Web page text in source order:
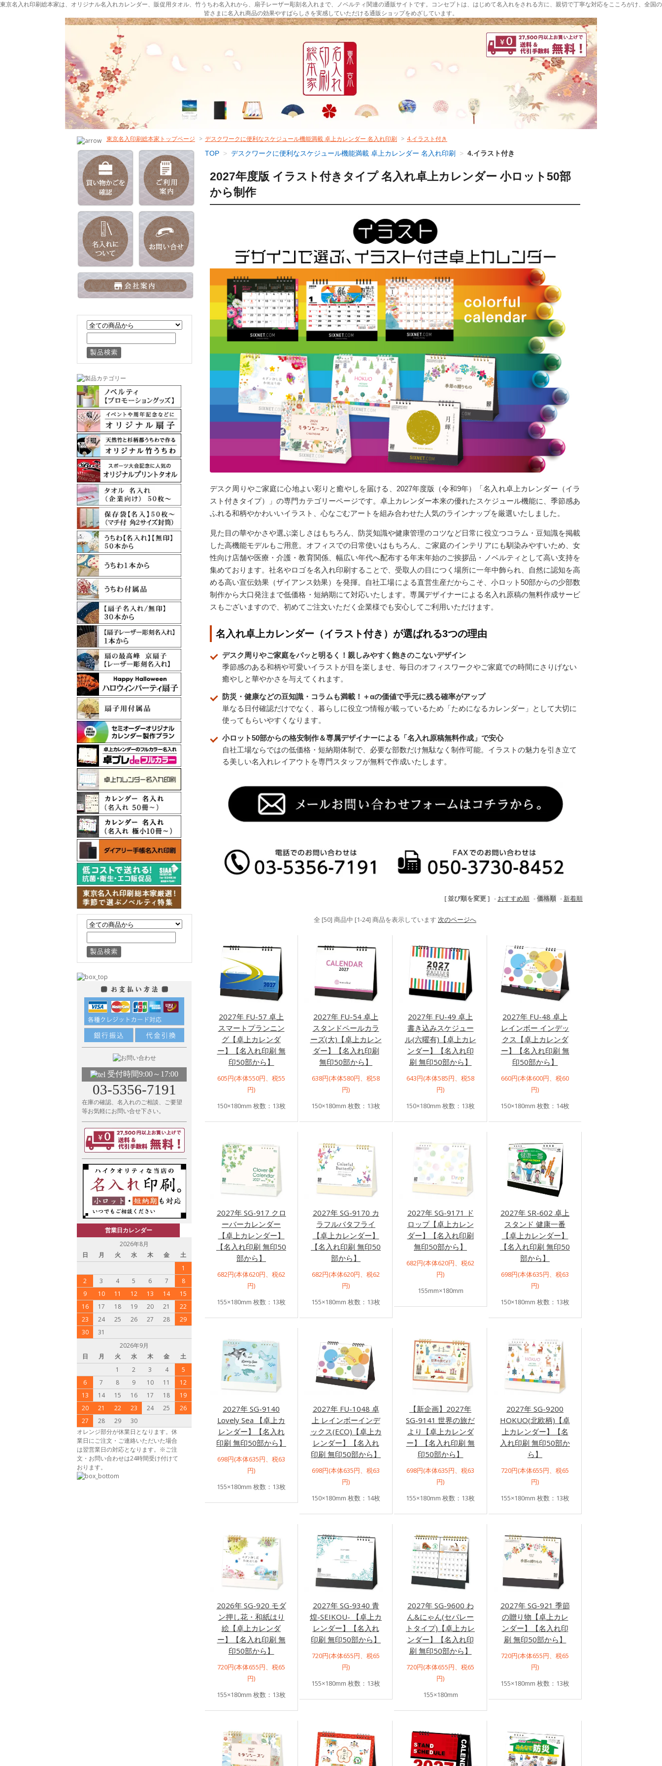
東京名入れ印刷総本家は、オリジナル名入れカレンダー、販促用タオル、竹うちわ名入れから、扇子レーザー彫刻名入れまで、ノベルティ関連の通販サイトです。コンセプトは、はじめて名入れをされる方に、親切で丁寧な対応をこころがけ、全国の
皆さまに名入れ商品の効果やすばらしさを実感していただける通販ショップをめざしています。
東京名入印刷総本家トップページ > デスクワークに便利なスケジュール機能満載 卓上カレンダー 名入れ印刷 > 4.イラスト付き
TOP > デスクワークに便利なスケジュール機能満載 卓上カレンダー 名入れ印刷 > 4.イラスト付き
2027年度版 イラスト付きタイプ 名入れ卓上カレンダー 小ロット50部
から制作
デスク周りやご家庭に心地よい彩りと癒やしを届ける、2027年度版（令和9年）「名入れ卓上カレンダー（イラ
スト付きタイプ）」の専門カテゴリーページです。卓上カレンダー本来の優れたスケジュール機能に、季節感あ
ふれる和柄やかわいいイラスト、心なごむアートを組み合わせた人気のラインナップを厳選いたしました。
見た目の華やかさや選ぶ楽しさはもちろん、防災知識や健康管理のコツなど日常に役立つコラム・豆知識を掲載
した高機能モデルもご用意。オフィスでの日常使いはもちろん、ご家庭のインテリアにも馴染みやすいため、女
性向け店舗や医療・介護・教育関係、幅広い年代へ配布する年末年始のご挨拶品・ノベルティとして高い支持を
集めております。社名やロゴを名入れ印刷することで、受取人の目につく場所に一年中飾られ、自然に認知を高
める高い宣伝効果（ザイアンス効果）を発揮。自社工場による直営生産だからこそ、小ロット50部からの少部数
制作から大口発注まで低価格・短納期にて対応いたします。専属デザイナーによる名入れ原稿の無料作成サービ
スもございますので、初めてご注文いただく企業様でも安心してご利用いただけます。
名入れ卓上カレンダー（イラスト付き）が選ばれる3つの理由
デスク周りやご家庭をパッと明るく！親しみやすく飽きのこないデザイン
季節感のある和柄や可愛いイラストが目を楽しませ、毎日のオフィスワークやご家庭での時間にさりげない
癒やしと華やかさを与えてくれます。
防災・健康などの豆知識・コラムも満載！＋αの価値で手元に残る確率がアップ
単なる日付確認だけでなく、暮らしに役立つ情報が載っているため「ためになるカレンダー」として大切に
使ってもらいやすくなります。
小ロット50部からの格安制作＆専属デザイナーによる「名入れ原稿無料作成」で安心
自社工場ならではの低価格・短納期体制で、必要な部数だけ無駄なく制作可能。イラストの魅力を引き立て
る美しい名入れレイアウトを専門スタッフが無料で作成いたします。
[ 並び順を変更 ] - おすすめ順 -価格順 - 新着順
全 [50] 商品中 [1-24] 商品を表示しています 次のページへ
2027年 FU-57 卓上
スマートプランニン
グ【卓上カレンダ
ー】【名入れ印刷 無
印50部から】
605円(本体550円、税55
円)
150×180mm 枚数：13枚
2027年 FU-54 卓上
スタンドペールカラ
ーズ(大)【卓上カレン
ダー】【名入れ印刷
無印50部から】
638円(本体580円、税58
円)
150×180mm 枚数：13枚
2027年 FU-49 卓上
書き込みスケジュー
ル(六曜有)【卓上カレ
ンダー】【名入れ印
刷 無印50部から】
643円(本体585円、税58
円)
150×180mm 枚数：13枚
2027年 FU-48 卓上
レインボー インデッ
クス【卓上カレンダ
ー】【名入れ印刷 無
印50部から】
660円(本体600円、税60
円)
150×180mm 枚数：14枚
2027年 SG-917 クロ
ーバーカレンダー
【卓上カレンダー】
【名入れ印刷 無印50
部から】
682円(本体620円、税62
円)
155×180mm 枚数：13枚
2027年 SG-9170 カ
ラフルバタフライ
【卓上カレンダー】
【名入れ印刷 無印50
部から】
682円(本体620円、税62
円)
155×180mm 枚数：13枚
2027年 SG-9171 ド
ロップ【卓上カレン
ダー】【名入れ印刷
無印50部から】
682円(本体620円、税62
円)
155mm×180mm
2027年 SR-602 卓上
スタンド 健康一番
【卓上カレンダー】
【名入れ印刷 無印50
部から】
698円(本体635円、税63
円)
150×180mm 枚数：13枚
2027年 SG-9140
Lovely Sea 【卓上カ
レンダー】【名入れ
印刷 無印50部から】
698円(本体635円、税63
円)
155×180mm 枚数：13枚
2027年 FU-1048 卓
上 レインボーインデ
ックス(ECO)【卓上カ
レンダー】【名入れ
印刷 無印50部から】
698円(本体635円、税63
円)
150×180mm 枚数：14枚
【新企画】2027年
SG-9141 世界の旅だ
より【卓上カレンダ
ー】【名入れ印刷 無
印50部から】
698円(本体635円、税63
円)
155×180mm 枚数：13枚
2027年 SG-9200
HOKUO(北欧柄)【卓
上カレンダー】【名
入れ印刷 無印50部か
ら】
720円(本体655円、税65
円)
155×180mm 枚数：13枚
2026年 SG-920 モダ
ン押し花・和紙はり
絵【卓上カレンダ
ー】【名入れ印刷 無
印50部から】
720円(本体655円、税65
円)
155×180mm 枚数：13枚
2027年 SG-9340 青
煌-SEIKOU- 【卓上カ
レンダー】【名入れ
印刷 無印50部から】
720円(本体655円、税65
円)
155×180mm 枚数：13枚
2027年 SG-9600 わ
ん&にゃん(セパレー
トタイプ)【卓上カレ
ンダー】【名入れ印
刷 無印50部から】
720円(本体655円、税65
円)
155×180mm
2027年 SG-921 季節
の贈り物【卓上カレ
ンダー】【名入れ印
刷 無印50部から】
720円(本体655円、税65
円)
155×180mm 枚数：13枚
受付時間9:00～17:00
03-5356-7191
在庫の確認、名入れのご相談、ご要望
等お気軽にお問い合せ下さい。
営業日カレンダー
2026年8月
日
月 火 水 木 金
土
1
2
3 4 5 6 7
8
9
10 11 12 13 14
15
16
17 18 19 20 21
22
23
24 25 26 27 28
29
30
31
2026年9月
日
月 火 水 木 金
土
1
2 3 4
5
6
7 8 9 10 11
12
13
14 15 16 17 18
19
20
21 22 23 24 25
26
27
28 29
30
オレンジ部分が休業日となります。休
業日にご注文・ご連絡いただいた場合
は翌営業日の対応となります。※ご注
文・お問い合わせは24時間受け付けて
おります。